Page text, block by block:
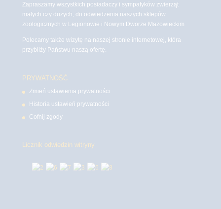
Zapraszamy wszystkich posiadaczy i sympatyków zwierząt
małych czy dużych, do odwiedzenia naszych sklepów
zoologicznych w Legionowie i Nowym Dworze Mazowieckim
Polecamy także wizytę na naszej stronie internetowej, która
przybliży Państwu naszą ofertę.
PRYWATNOŚĆ
Zmień ustawienia prywatności
Historia ustawień prywatności
Cofnij zgody
Licznik odwiedzin witryny